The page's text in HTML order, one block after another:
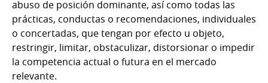
abuso de posición dominante, así como todas las
prácticas, conductas o recomendaciones, individuales
o concertadas, que tengan por efecto u objeto,
restringir, limitar, obstaculizar, distorsionar o impedir
la competencia actual o futura en el mercado
relevante.